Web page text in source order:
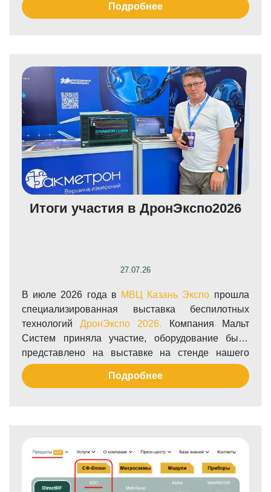
Подробнее
Итоги участия в ДронЭкспо2026
27.07.26
В июле 2026 года в МВЦ Казань Экспо прошла
специализированная выставка беспилотных
технологий ДронЭкспо 2026. Компания Мальт
Систем приняла участие, оборудование было
представлено на выставке на стенде нашего
дистрибьютора, компанииАкметрон.
Подробнее